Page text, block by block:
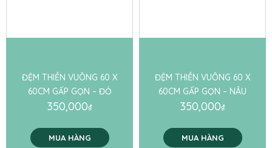
ĐỆM THIỀN VUÔNG 60 X
60CM GẤP GỌN – ĐỎ
350,000₫
MUA HÀNG
ĐỆM THIỀN VUÔNG 60 X
60CM GẤP GỌN – NÂU
350,000₫
MUA HÀNG